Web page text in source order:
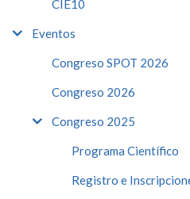
CIE10
Eventos
Congreso SPOT 2026
Congreso 2026
Congreso 2025
Programa Científico
Registro e